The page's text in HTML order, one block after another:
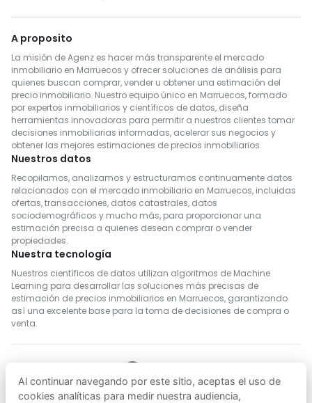
A proposito
La misión de Agenz es hacer más transparente el mercado
inmobiliario en Marruecos y ofrecer soluciones de análisis para
quienes buscan comprar, vender u obtener una estimación del
precio inmobiliario. Nuestro equipo único en Marruecos, formado
por expertos inmobiliarios y científicos de datos, diseña
herramientas innovadoras para permitir a nuestros clientes tomar
decisiones inmobiliarias informadas, acelerar sus negocios y
obtener las mejores estimaciones de precios inmobiliarios.
Nuestros datos
Recopilamos, analizamos y estructuramos continuamente datos
relacionados con el mercado inmobiliario en Marruecos, incluidas
ofertas, transacciones, datos catastrales, datos
sociodemográficos y mucho más, para proporcionar una
estimación precisa a quienes desean comprar o vender
propiedades.
Nuestra tecnología
Nuestros científicos de datos utilizan algoritmos de Machine
Learning para desarrollar las soluciones más precisas de
estimación de precios inmobiliarios en Marruecos, garantizando
así una excelente base para la toma de decisiones de compra o
venta.
SÍGUENOS
Al continuar navegando por este sitio, aceptas el uso de
cookies analíticas para medir nuestra audiencia,